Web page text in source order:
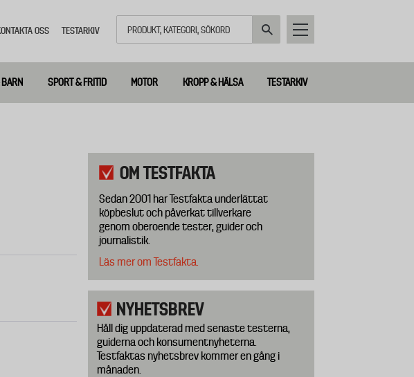
OSS TESTARKIV
SPORT & FRITID MOTOR KROPP & HÄLSA TESTARKIV
OM TESTFAKTA
Sedan 2001 har Testfakta underlättat
köpbeslut och påverkat tillverkare
genom oberoende tester, guider och
journalistik.
Läs mer om Testfakta.
NYHETSBREV
Håll dig uppdaterad med senaste testerna,
guiderna och konsumentnyheterna.
Testfaktas nyhetsbrev kommer en gång i
månaden.